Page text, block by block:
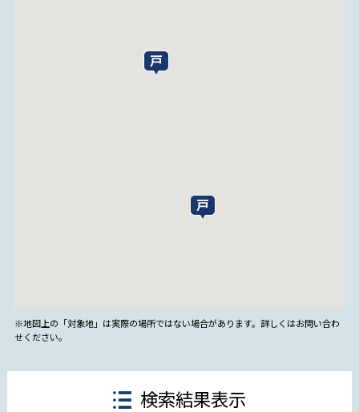
※地図上の「対象地」は実際の場所ではない場合があります。詳しくはお問い合わ
せください。
検索結果表示